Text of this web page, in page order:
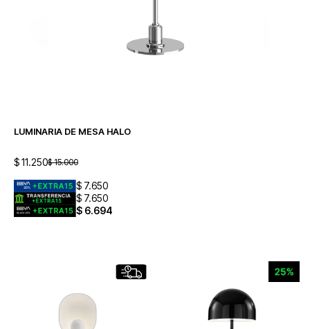
LUMINARIA DE MESA HALO
$11.250$ 15.000
$ 7.650
$ 7.650
$ 6.694